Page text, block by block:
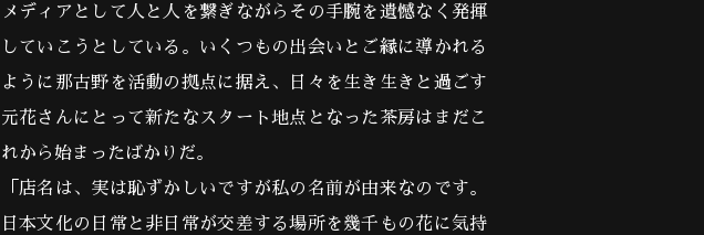
メディアとして人と人を繋ぎながらその手腕を遺憾なく発揮
していこうとしている。いくつもの出会いとご縁に導かれる
ように那古野を活動の拠点に据え、日々を生き生きと過ごす
元花さんにとって新たなスタート地点となった茶房はまだこ
れから始まったばかりだ。
「店名は、実は恥ずかしいですが私の名前が由来なのです。
日本文化の日常と非日常が交差する場所を幾千もの花に気持